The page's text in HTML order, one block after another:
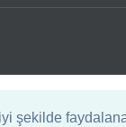
şekilde